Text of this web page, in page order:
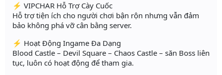
⚡ VIPCHAR Hỗ Trợ Cày Cuốc
Hỗ trợ tiện ích cho người chơi bận rộn nhưng vẫn đảm
bảo không phá vỡ cân bằng server.
⚡ Hoạt Động Ingame Đa Dạng
Blood Castle – Devil Square – Chaos Castle – săn Boss liên
tục, luôn có hoạt động để tham gia.